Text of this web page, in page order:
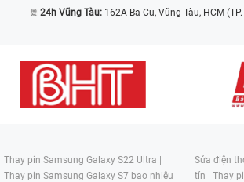
24h Vũng Tàu: 162A Ba Cu, Vũng Tàu, HCM
Thay pin Samsung Galaxy S22 Ultra |
Thay pin Samsung Galaxy S7 bao nhiêu
Sửa điện
tín | Thay